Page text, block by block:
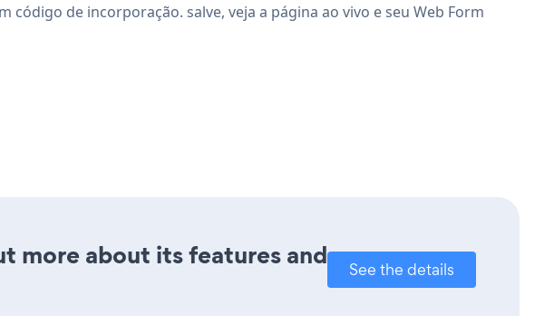
de incorporação. salve, veja a página ao vivo e seu Web Form
more about its features and
See the details